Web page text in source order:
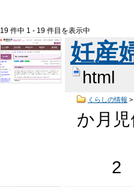
19 件中 1 - 19 件目を表示中
妊産
html
くらしの情報 >
か月
2 領